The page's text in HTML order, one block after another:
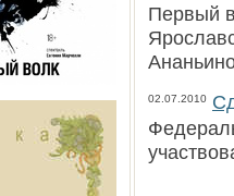
Первый
02.07.2010